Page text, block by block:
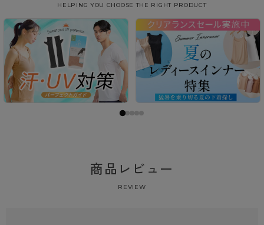
HELPING YOU CHOOSE THE RIGHT PRODUCT
商品レビュー
REVIEW